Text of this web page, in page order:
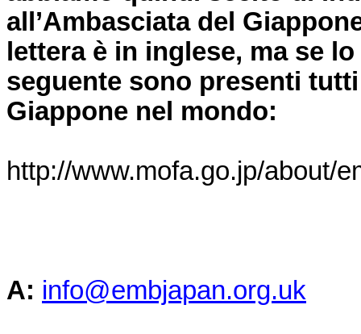
all’Ambasciata del
lettera è in inglese, ma se
seguente sono presenti
Giappone nel mondo:
http://www.mofa.go.jp/about/
A: info@embjapan.org.uk